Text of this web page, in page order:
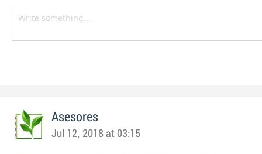
Asesores
Jul 12, 2018 at 03:15